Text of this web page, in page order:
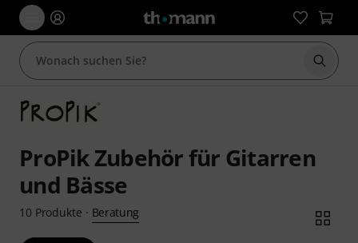
Suche
ProPik Zubehör für Gitarren
und Bässe
10 Produkte · Beratung